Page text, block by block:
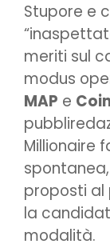
Stupore e
meriti sul
modus
MAP e
Millionaire
proposti al
la
modalità.